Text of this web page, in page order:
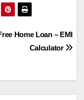
Home Loan – EMI
Calculator